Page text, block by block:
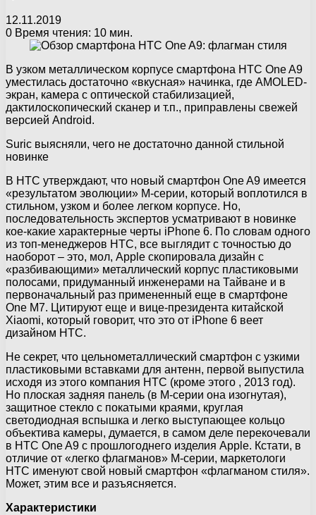
12.11.2019
0 Время чтения: 10 мин.
В узком металлическом корпусе смартфона HTC One A9
уместилась достаточно «вкусная» начинка, где AMOLED-
экран, камера с оптической стабилизацией,
дактилоскопический сканер и т.п., приправлены свежей
версией Android.
Suric выясняли, чего не достаточно данной стильной
новинке
В HTC утверждают, что новый смартфон One A9 имеется
«результатом эволюции» M-серии, который воплотился в
стильном, узком и более легком корпусе. Но,
последовательность экспертов усматривают в новинке
кое-какие характерные черты iPhone 6. По словам одного
из топ-менеджеров HTC, все выглядит с точностью до
наоборот – это, мол, Apple скопировала дизайн с
«разбивающими» металлический корпус пластиковыми
полосами, придуманный инженерами на Тайване и в
первоначальный раз примененный еще в смартфоне
One M7. Цитируют еще и вице-президента китайской
Xiaomi, который говорит, что это от iPhone 6 веет
дизайном HTC.
Не секрет, что цельнометаллический смартфон с узкими
пластиковыми вставками для антенн, первой выпустила
исходя из этого компания HTC (кроме этого , 2013 год).
Но плоская задняя панель (в M-серии она изогнутая),
защитное стекло с покатыми краями, круглая
светодиодная вспышка и легко выступающее кольцо
объектива камеры, думается, в самом деле перекочевали
в HTC One A9 с прошлогоднего изделия Apple. Кстати, в
отличие от «легко флагманов» M-серии, маркетологи
HTC именуют свой новый смартфон «флагманом стиля».
Может, этим все и разъясняется.
Характеристики